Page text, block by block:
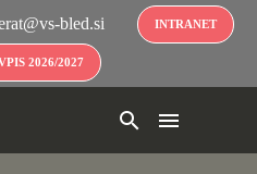
bled.si INTRANET
2026/2027